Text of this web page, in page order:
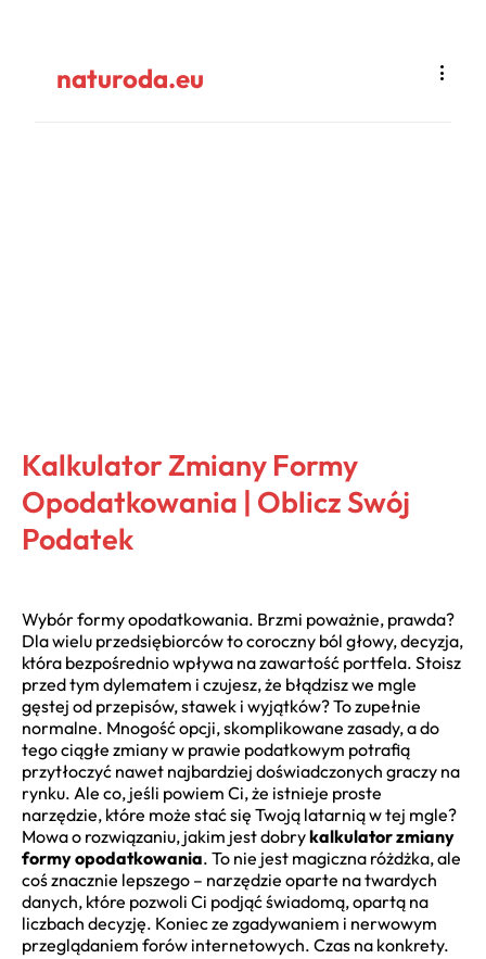
naturoda.eu
Kalkulator Zmiany Formy
Opodatkowania | Oblicz Swój
Podatek
Wybór formy opodatkowania. Brzmi poważnie, prawda?
Dla wielu przedsiębiorców to coroczny ból głowy, decyzja,
która bezpośrednio wpływa na zawartość portfela. Stoisz
przed tym dylematem i czujesz, że błądzisz we mgle
gęstej od przepisów, stawek i wyjątków? To zupełnie
normalne. Mnogość opcji, skomplikowane zasady, a do
tego ciągłe zmiany w prawie podatkowym potrafią
przytłoczyć nawet najbardziej doświadczonych graczy na
rynku. Ale co, jeśli powiem Ci, że istnieje proste
narzędzie, które może stać się Twoją latarnią w tej mgle?
Mowa o rozwiązaniu, jakim jest dobrykalkulator zmiany
formy opodatkowania. To nie jest magiczna różdżka, ale
coś znacznie lepszego – narzędzie oparte na twardych
danych, które pozwoli Ci podjąć świadomą, opartą na
liczbach decyzję. Koniec ze zgadywaniem i nerwowym
przeglądaniem forów internetowych. Czas na konkrety.